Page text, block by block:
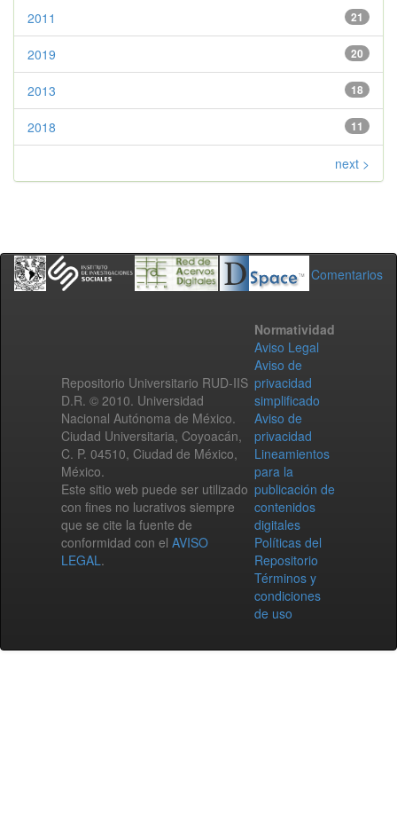
21
2011
20
2019
18
2013
11
2018
next >
Comentarios
Repositorio Universitario RUD-IIS
D.R. © 2010. Universidad
Nacional Autónoma de México.
Ciudad Universitaria, Coyoacán,
C. P. 04510, Ciudad de México,
México.
Este sitio web puede ser utilizado
con fines no lucrativos siempre
que se cite la fuente de
conformidad con el AVISO
LEGAL.
Normatividad
Aviso Legal
Aviso de
privacidad
simplificado
Aviso de
privacidad
Lineamientos
para la
publicación de
contenidos
digitales
Políticas del
Repositorio
Términos y
condiciones
de uso